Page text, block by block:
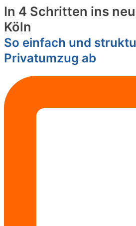
In 4 Schritten ins
Köln
So einfach und
Privatumzug ab